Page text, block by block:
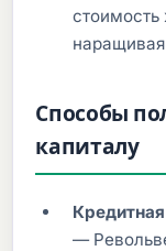
стоимость
Способы
капиталу
—